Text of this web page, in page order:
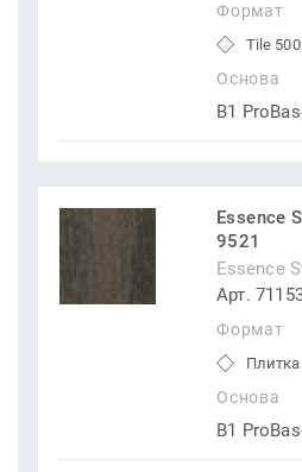
Формат
Tile
Основа
B1
Essence
9521
Essence
Арт.
Формат
Основа
B1